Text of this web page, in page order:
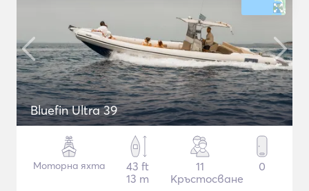
Bluefin Ultra 39
Моторна яхта
43 ft
13 m
11
Кръстосване
0